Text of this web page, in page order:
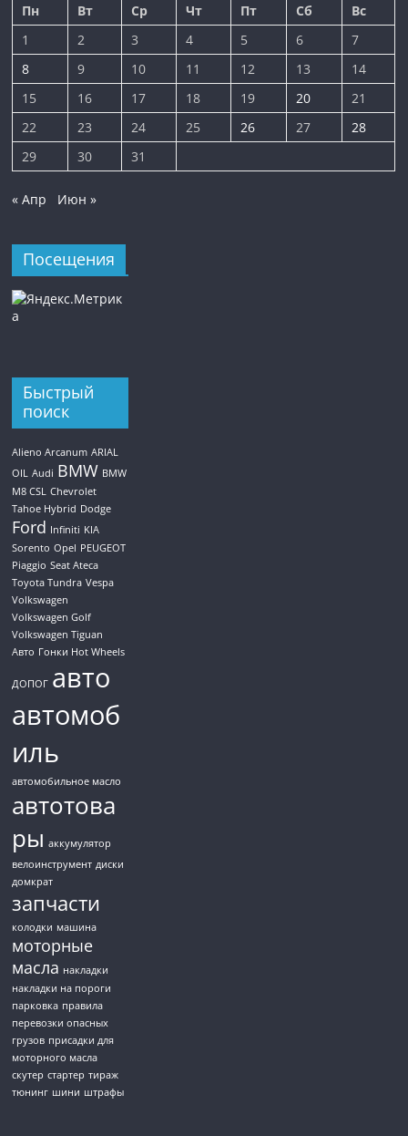
Пн
Вт Ср Чт Пт Сб
Вс
1
2 3 4 5 6
7
8
9 10 11 12 13
14
15
16 17 18 19 20
21
22
23 24 25 26 27
28
29
30 31
« Апр Июн »
Посещения
Быстрый
поиск
Alieno Arcanum ARIAL
OIL Audi BMW BMW
M8 CSL Chevrolet
Tahoe Hybrid Dodge
Ford Infiniti KIA
Sorento Opel PEUGEOT
Piaggio Seat Ateca
Toyota Tundra Vespa
Volkswagen
Volkswagen Golf
Volkswagen Tiguan
Авто Гонки Hot Wheels
ДОПОГ авто
автомоб
иль
автомобильное масло
автотова
ры аккумулятор
велоинструмент диски
домкрат
запчасти
колодки машина
моторные
масла накладки
накладки на пороги
парковка правила
перевозки опасных
грузов присадки для
моторного масла
скутер стартер тираж
тюнинг шини штрафы